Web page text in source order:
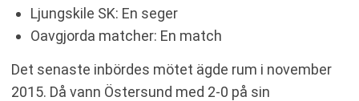
Ljungskile SK: En seger
Oavgjorda matcher: En match
Det senaste inbördes mötet ägde rum i november
2015. Då vann Östersund med 2-0 på sin